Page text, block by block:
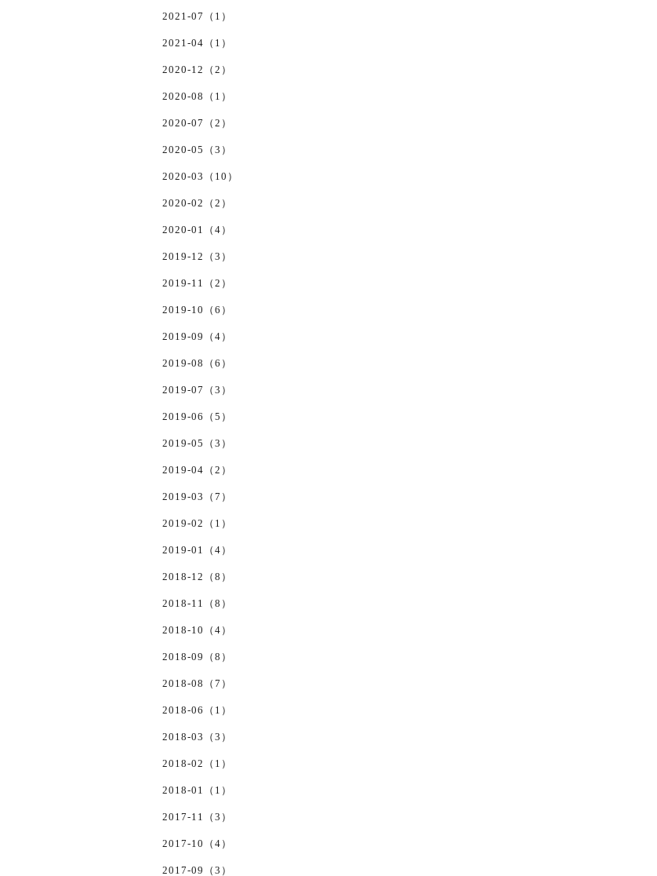
2021-07（1）
2021-04（1）
2020-12（2）
2020-08（1）
2020-07（2）
2020-05（3）
2020-03（10）
2020-02（2）
2020-01（4）
2019-12（3）
2019-11（2）
2019-10（6）
2019-09（4）
2019-08（6）
2019-07（3）
2019-06（5）
2019-05（3）
2019-04（2）
2019-03（7）
2019-02（1）
2019-01（4）
2018-12（8）
2018-11（8）
2018-10（4）
2018-09（8）
2018-08（7）
2018-06（1）
2018-03（3）
2018-02（1）
2018-01（1）
2017-11（3）
2017-10（4）
2017-09（3）